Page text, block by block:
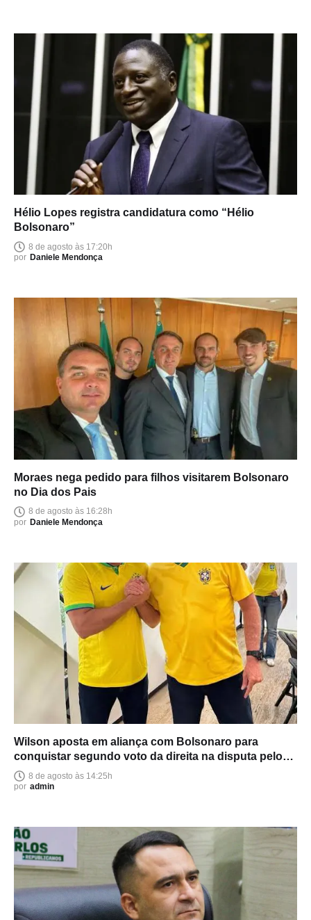
Hélio Lopes registra candidatura como “Hélio
Bolsonaro”
8 de agosto às 17:20h
por Daniele Mendonça
Moraes nega pedido para filhos visitarem Bolsonaro
no Dia dos Pais
8 de agosto às 16:28h
por Daniele Mendonça
Wilson aposta em aliança com Bolsonaro para
conquistar segundo voto da direita na disputa pelo
Senado
8 de agosto às 14:25h
por admin